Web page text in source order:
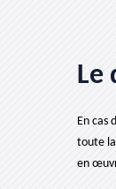
Le
En cas
toute
en